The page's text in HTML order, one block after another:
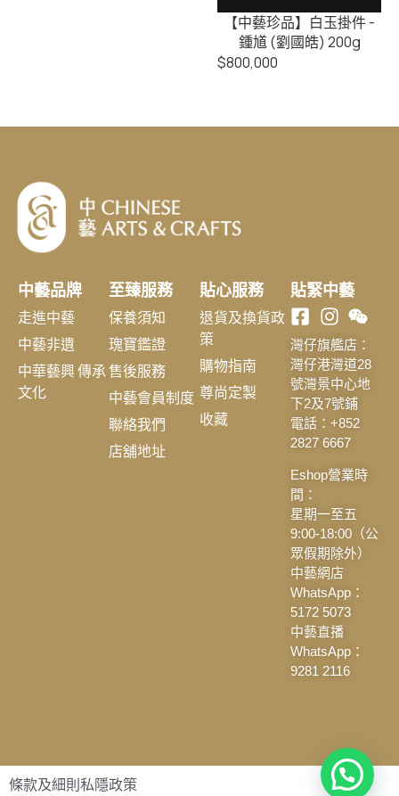
【中藝珍品】白玉掛件 -
鍾馗 (劉國皓) 200g
$800,000
中藝品牌
走進中藝
中藝非遺
中華藝興 傳承
文化
至臻服務
保養須知
瑰寶鑑證
售後服務
中藝會員制度
聯絡我們
店舖地址
貼心服務
退貨及換貨政
策
購物指南
尊尚定製
收藏
貼緊中藝
灣仔旗艦店：
灣仔港灣道28
號灣景中心地
下2及7號鋪
電話：+852
2827 6667
Eshop營業時
間：
星期一至五
9:00-18:00（公
眾假期除外）
中藝網店
WhatsApp：
5172 5073
中藝直播
WhatsApp：
9281 2116
條款及細則 私隱政策